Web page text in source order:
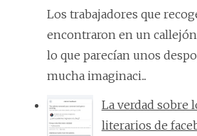
Los trabajadores que
encontraron en un
lo que parecían unos
mucha imaginaci...
La verdad sobre
literarios de